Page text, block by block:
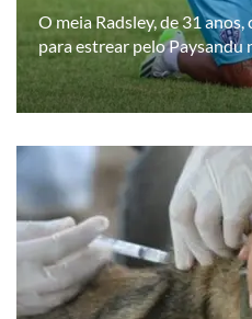
O meia Radsley, de 31
para estrear pelo Paysandu